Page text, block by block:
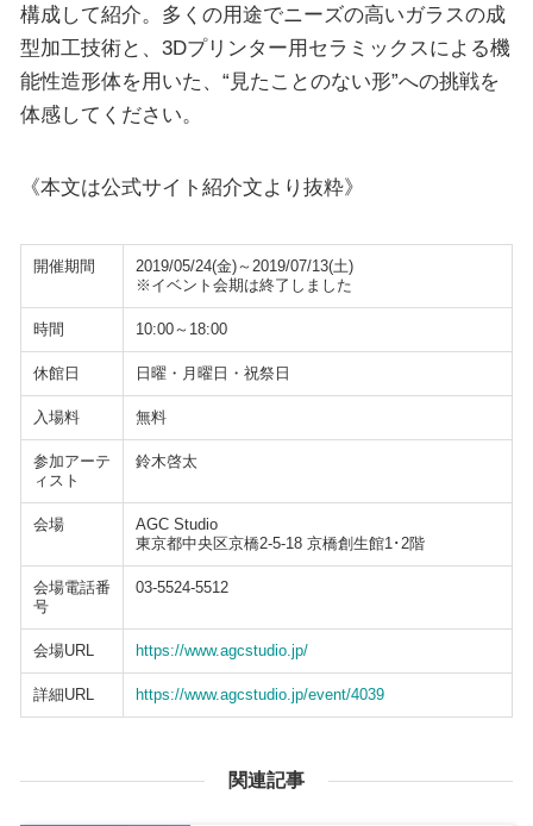
構成して紹介。多くの用途でニーズの高いガラスの成
型加工技術と、3Dプリンター用セラミックスによる機
能性造形体を用いた、“見たことのない形”への挑戦を
体感してください。
《本文は公式サイト紹介文より抜粋》
開催期間
2019/05/24(金)～2019/07/13(土)
※イベント会期は終了しました
時間 10:00～18:00
休館日 日曜・月曜日・祝祭日
入場料 無料
参加アーテ
ィスト
鈴木啓太
会場
AGC Studio
東京都中央区京橋2-5-18 京橋創生館1･2階
会場電話番
号
03-5524-5512
会場URL https://www.agcstudio.jp/
詳細URL https://www.agcstudio.jp/event/4039
関連記事